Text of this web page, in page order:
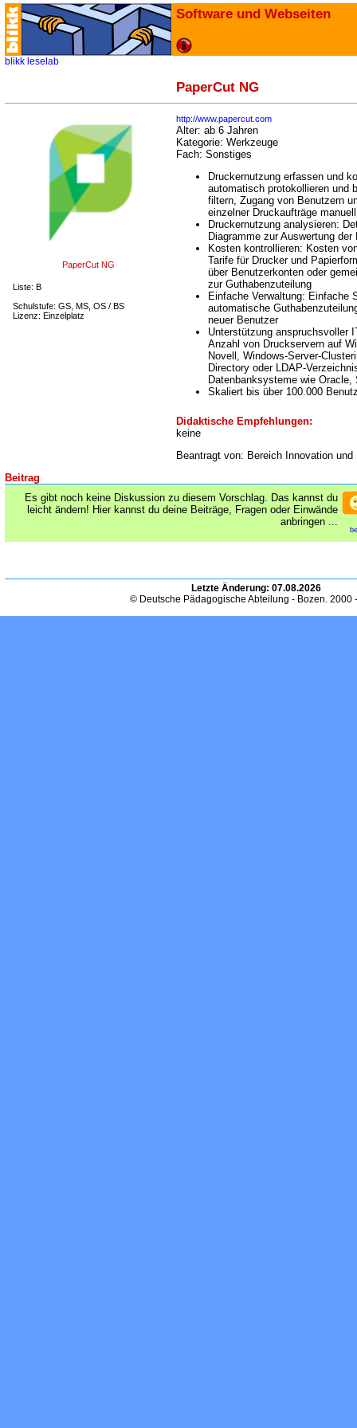
Software und Webseiten
blikk leselab
PaperCut NG
PaperCut NG
Liste: B
Schulstufe: GS, MS, OS / BS
Lizenz: Einzelplatz
http://www.papercut.com
Alter: ab 6 Jahren
Kategorie: Werkzeuge
Fach: Sonstiges
Druckernutzung erfassen und
automatisch protokollieren und
filtern, Zugang von Benutzern
einzelner Druckaufträge
Druckernutzung analysieren:
Diagramme zur Auswertung
Kosten kontrollieren: Kosten
Tarife für Drucker und
über Benutzerkonten oder
zur Guthabenzuteilung
Einfache Verwaltung: Einfache
automatische
neuer Benutzer
Unterstützung anspruchsvoller
Anzahl von Druckservern auf
Novell, Windows-Server-
Directory oder LDAP-
Datenbanksysteme wie
Skaliert bis über 100.000
Didaktische Empfehlungen:
keine
Beantragt von: Bereich Innovation und
Beitrag
Es gibt noch keine Diskussion zu diesem Vorschlag. Das kannst du
leicht ändern! Hier kannst du deine Beiträge, Fragen oder Einwände
anbringen ...
Letzte Änderung: 07.08.2026
© Deutsche Pädagogische Abteilung - Bozen. 2000